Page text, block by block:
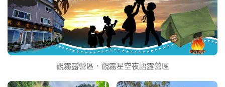
觀霧露營區．觀霧星空夜語露營區